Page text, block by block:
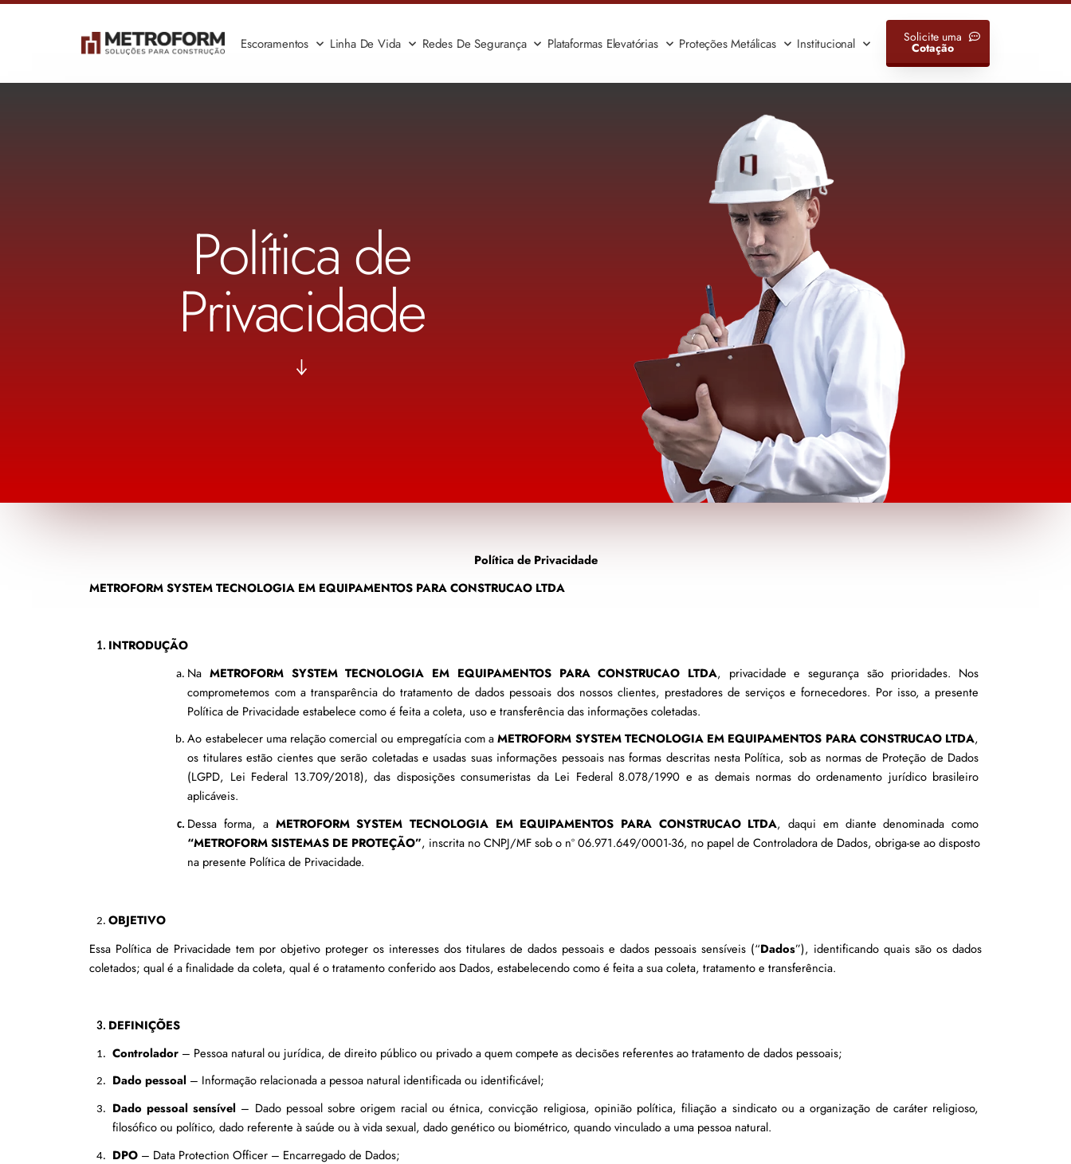
Escoramentos Linha De Vida Redes De Segurança Plataformas Elevatórias Proteções Metálicas Institucional Solicite uma
Cotação
Política de
Privacidade
Política de Privacidade
METROFORM SYSTEM TECNOLOGIA EM EQUIPAMENTOS PARA CONSTRUCAO LTDA
INTRODUÇÃO
Na METROFORM SYSTEM TECNOLOGIA EM EQUIPAMENTOS PARA CONSTRUCAO LTDA, privacidade e segurança são prioridades. Nos
comprometemos com a transparência do tratamento de dados pessoais dos nossos clientes, prestadores de serviços e fornecedores. Por isso, a presente
Política de Privacidade estabelece como é feita a coleta, uso e transferência das informações coletadas.
Ao estabelecer uma relação comercial ou empregatícia com a METROFORM SYSTEM TECNOLOGIA EM EQUIPAMENTOS PARA CONSTRUCAO LTDA,
os titulares estão cientes que serão coletadas e usadas suas informações pessoais nas formas descritas nesta Política, sob as normas de Proteção de Dados
(LGPD, Lei Federal 13.709/2018), das disposições consumeristas da Lei Federal 8.078/1990 e as demais normas do ordenamento jurídico brasileiro
aplicáveis.
Dessa forma, a METROFORM SYSTEM TECNOLOGIA EM EQUIPAMENTOS PARA CONSTRUCAO LTDA
“METROFORM SISTEMAS DE PROTEÇÃO”, inscrita no CNPJ/MF sob o nº 06.971.649/0001-36, no papel de Controladora de Dados, obriga-se ao disposto
na presente Política de Privacidade.
OBJETIVO
Essa Política de Privacidade tem por objetivo proteger os interesses dos titulares de dados pessoais e dados pessoais sensíveis (“Dados”), identificando quais são os dados
coletados; qual é a finalidade da coleta, qual é o tratamento conferido aos Dados, estabelecendo como é feita a sua coleta, tratamento e transferência.
DEFINIÇÕES
Controlador – Pessoa natural ou jurídica, de direito público ou privado a quem compete as decisões referentes ao tratamento de dados pessoais;
Dado pessoal – Informação relacionada a pessoa natural identificada ou identificável;
Dado pessoal sensível – Dado pessoal sobre origem racial ou étnica, convicção religiosa, opinião política, filiação a sindicato ou a organização de caráter religioso,
filosófico ou político, dado referente à saúde ou à vida sexual, dado genético ou biométrico, quando vinculado a uma pessoa natural.
DPO – Data Protection Officer – Encarregado de Dados;